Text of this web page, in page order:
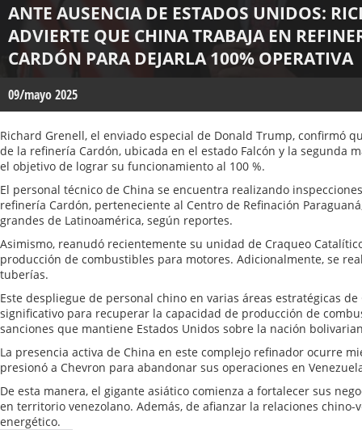
ANTE AUSENCIA DE ESTADOS UNIDOS:
ADVIERTE QUE CHINA TRABAJA EN
CARDÓN PARA DEJARLA 100% OPERATIVA
09/mayo 2025
Richard Grenell, el enviado especial de Donald Trump, confirmó
de la refinería Cardón, ubicada en el estado Falcón y la segunda
el objetivo de lograr su funcionamiento al 100 %.
El personal técnico de China se encuentra realizando
refinería Cardón, perteneciente al Centro de Refinación
grandes de Latinoamérica, según reportes.
Asimismo, reanudó recientemente su unidad de Craqueo
producción de combustibles para motores. Adicionalmente, se
tuberías.
Este despliegue de personal chino en varias áreas estratégicas
significativo para recuperar la capacidad de producción de
sanciones que mantiene Estados Unidos sobre la nación
La presencia activa de China en este complejo refinador ocurre
presionó a Chevron para abandonar sus operaciones en
De esta manera, el gigante asiático comienza a fortalecer sus
en territorio venezolano. Además, de afianzar la relaciones chino-
energético.